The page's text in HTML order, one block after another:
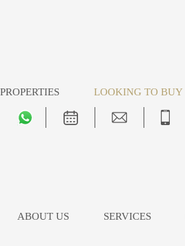
PROPERTIES LOOKING TO BUY
ABOUT US SERVICES